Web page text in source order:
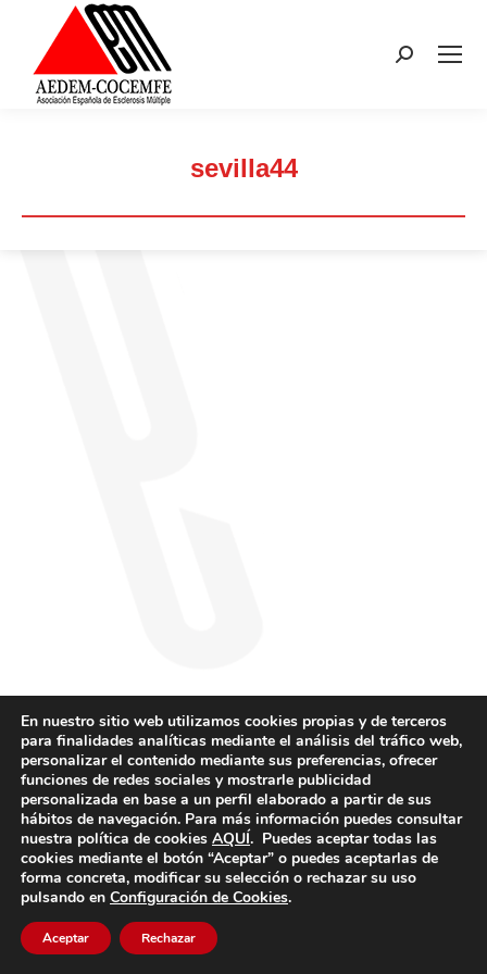
Buscar:
sevilla44
En nuestro sitio web utilizamos cookies propias y de terceros
para finalidades analíticas mediante el análisis del tráfico web,
personalizar el contenido mediante sus preferencias, ofrecer
funciones de redes sociales y mostrarle publicidad
personalizada en base a un perfil elaborado a partir de sus
hábitos de navegación. Para más información puedes consultar
nuestra política de cookies AQUÍ. Puedes aceptar todas las
cookies mediante el botón “Aceptar” o puedes aceptarlas de
forma concreta, modificar su selección o rechazar su uso
pulsando en Configuración de Cookies.
Aceptar Rechazar